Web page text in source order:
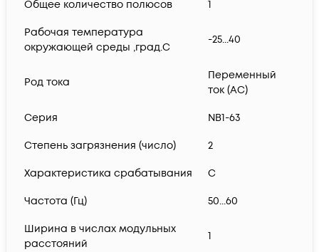
Общее количество полюсов 1
Рабочая температура
окружающей среды ,град.C
-25...40
Род тока
Переменный
ток (AC)
Серия NB1-63
Степень загрязнения (число) 2
Характеристика срабатывания C
Частота (Гц) 50...60
Ширина в числах модульных
расстояний
1